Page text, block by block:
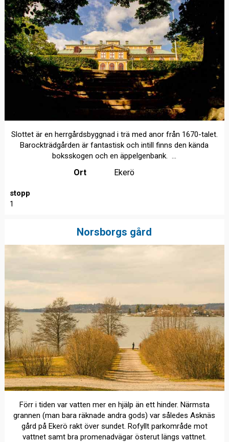
Slottet är en herrgårdsbyggnad i trä med anor från 1670-talet.
Barockträdgården är fantastisk och intill finns den kända
boksskogen och en äppelgenbank. ...
Ort Ekerö
stopp
1
Norsborgs gård
Förr i tiden var vatten mer en hjälp än ett hinder. Närmsta
grannen (man bara räknade andra gods) var således Asknäs
gård på Ekerö rakt över sundet. Rofyllt parkområde mot
vattnet samt bra promenadvägar österut längs vattnet.